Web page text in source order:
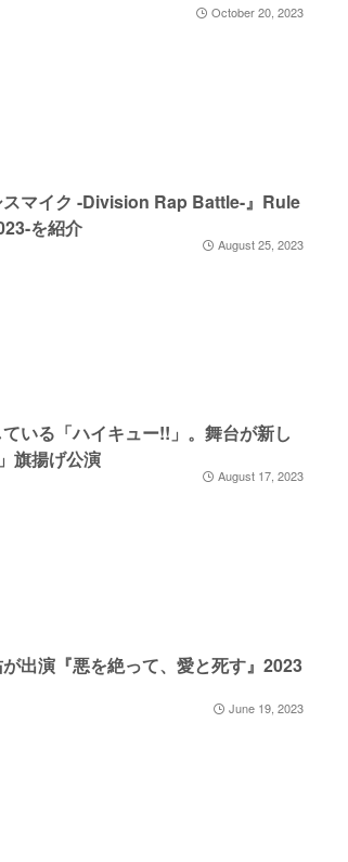
October 20, 2023
マイク -Division Rap Battle-』Rule
を紹介
August 25, 2023
いる「ハイキュー!!」。舞台が新し
旗揚げ公演
August 17, 2023
出演『悪を絶って、愛と死す』2023
June 19, 2023